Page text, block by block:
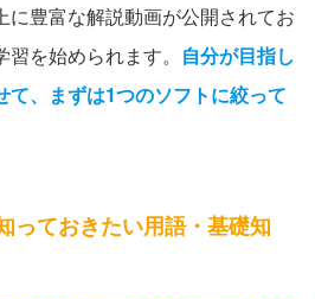
に豊富な解説動画が公開されてお
を始められます。 自分が目指し
て、まずは1つのソフトに絞って
っておきたい用語・基礎知